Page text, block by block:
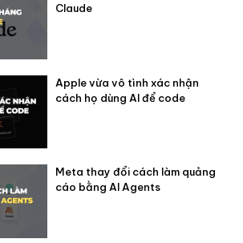
Claude
Apple vừa vô tình xác nhận
cách họ dùng AI để code
Meta thay đổi cách làm quảng
cáo bằng AI Agents